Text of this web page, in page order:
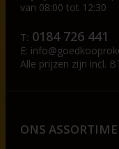
van 08:00 tot 12:30
T: 0184 726 441
E:
Alle prijzen zijn incl.
ONS